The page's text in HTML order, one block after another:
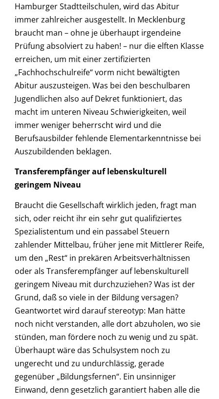
Hamburger Stadtteilschulen, wird das Abitur
immer zahlreicher ausgestellt. In Mecklenburg
braucht man – ohne je überhaupt irgendeine
Prüfung absolviert zu haben! – nur die elften Klasse
erreichen, um mit einer zertifizierten
„Fachhochschulreife“ vorm nicht bewältigten
Abitur auszusteigen. Was bei den beschulbaren
Jugendlichen also auf Dekret funktioniert, das
macht im unteren Niveau Schwierigkeiten, weil
immer weniger beherrscht wird und die
Berufsausbilder fehlende Elementarkenntnisse bei
Auszubildenden beklagen.
Transferempfänger auf lebenskulturell
geringem Niveau
Braucht die Gesellschaft wirklich jeden, fragt man
sich, oder reicht ihr ein sehr gut qualifiziertes
Spezialistentum und ein passabel Steuern
zahlender Mittelbau, früher jene mit Mittlerer Reife,
um den „Rest“ in prekären Arbeitsverhältnissen
oder als Transferempfänger auf lebenskulturell
geringem Niveau mit durchzuziehen? Was ist der
Grund, daß so viele in der Bildung versagen?
Geantwortet wird darauf stereotyp: Man hätte
noch nicht verstanden, alle dort abzuholen, wo sie
stünden, man fördere noch zu wenig und zu spät.
Überhaupt wäre das Schulsystem noch zu
ungerecht und zu undurchlässig, gerade
gegenüber „Bildungsfernen“. Ein unsinniger
Einwand, denn gesetzlich garantiert haben alle die